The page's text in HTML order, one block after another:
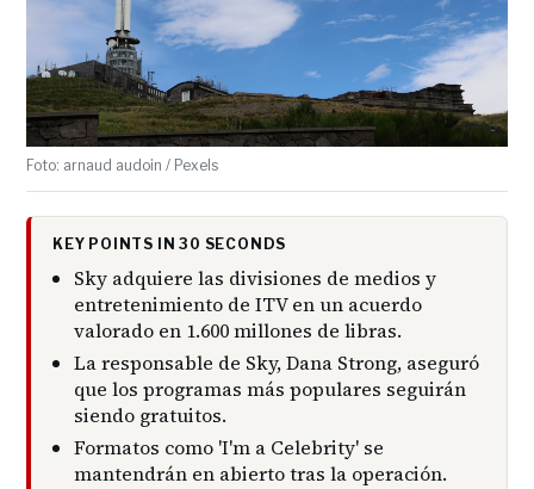
Foto: arnaud audoin / Pexels
KEY POINTS IN 30 SECONDS
Sky adquiere las divisiones de medios y
entretenimiento de ITV en un acuerdo
valorado en 1.600 millones de libras.
La responsable de Sky, Dana Strong, aseguró
que los programas más populares seguirán
siendo gratuitos.
Formatos como 'I'm a Celebrity' se
mantendrán en abierto tras la operación.